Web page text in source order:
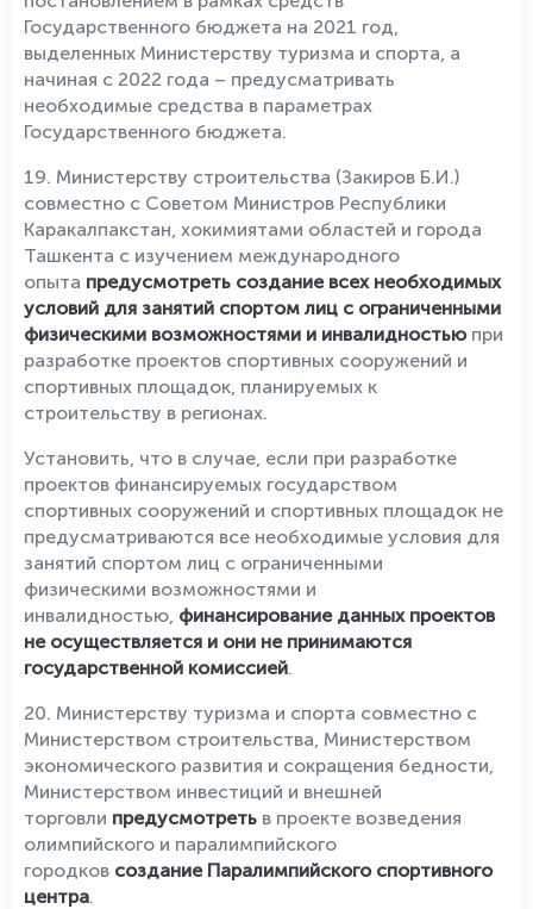
Государственного бюджета на 2021 год,
выделенных Министерству туризма и спорта, а
начиная с 2022 года – предусматривать
необходимые средства в параметрах
Государственного бюджета.
19. Министерству строительства (Закиров Б.И.)
совместно с Советом Министров Республики
Каракалпакстан, хокимиятами областей и города
Ташкента с изучением международного
опыта предусмотреть создание всех необходимых
условий для занятий спортом лиц с ограниченными
физическими возможностями и инвалидностьюпри
разработке проектов спортивных сооружений и
спортивных площадок, планируемых к
строительству в регионах.
Установить, что в случае, если при разработке
проектов финансируемых государством
спортивных сооружений и спортивных площадок не
предусматриваются все необходимые условия для
занятий спортом лиц с ограниченными
физическими возможностями и
инвалидностью, финансирование данных проектов
не осуществляется и они не принимаются
государственной комиссией.
20. Министерству туризма и спорта совместно с
Министерством строительства, Министерством
экономического развития и сокращения бедности,
Министерством инвестиций и внешней
торговли предусмотреть в проекте возведения
олимпийского и паралимпийского
городков создание Паралимпийского спортивного
центра.